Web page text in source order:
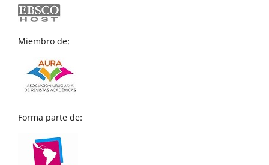
Miembro de:
Forma parte de: